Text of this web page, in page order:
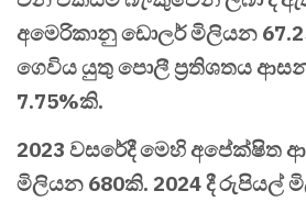
අමෙරිකානු ඩොලර් මිලියන
ගෙවිය යුතු පොලී ප්‍රතිශතය
7.75%කි.
2023 වසරේදී මෙහි අපේක්ෂිත
මිලියන 680කි. 2024 දී රුපියල්